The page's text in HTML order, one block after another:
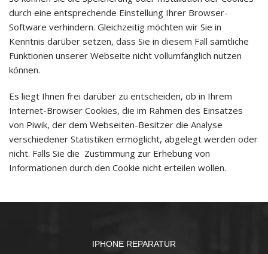
durch eine entsprechende Einstellung Ihrer Browser-
Software verhindern. Gleichzeitig möchten wir Sie in
Kenntnis darüber setzen, dass Sie in diesem Fall sämtliche
Funktionen unserer Webseite nicht vollumfänglich nutzen
können.
Es liegt Ihnen frei darüber zu entscheiden, ob in Ihrem
Internet-Browser Cookies, die im Rahmen des Einsatzes
von Piwik, der dem Webseiten-Besitzer die Analyse
verschiedener Statistiken ermöglicht, abgelegt werden oder
nicht. Falls Sie die Zustimmung zur Erhebung von
Informationen durch den Cookie nicht erteilen wollen.
IPHONE REPARATUR